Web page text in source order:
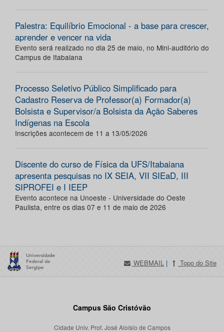
Palestra: Equilíbrio Emocional - a base para crescer,
aprender e vencer na vida
Evento será realizado no dia 25 de maio, no Mini-auditório do
Campus de Itabaiana
Processo Seletivo Público Simplificado para
Cadastro Reserva de Professor(a) Formador(a)
Bolsista e Supervisor/a Bolsista da Ação Saberes
Indígenas na Escola
Inscrições acontecem de 11 a 13/05/2026
Discente do curso de Física da UFS/Itabaiana
apresenta pesquisas no IX SEIA, VII SIEaD, III
SIPROFEI e I IEEP
Evento acontece na Unoeste - Universidade do Oeste
Paulista, entre os dias 07 e 11 de maio de 2026
WEBMAIL | Topo do Site
Campus São Cristóvão
Cidade Univ. Prof. José Aloísio de Campos